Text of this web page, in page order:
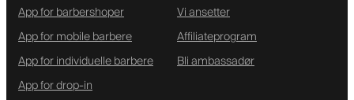
App for barbershoper
App for mobile barbere
App for individuelle barbere
App for drop-in
Vi ansetter
Affiliateprogram
Bli ambassadør